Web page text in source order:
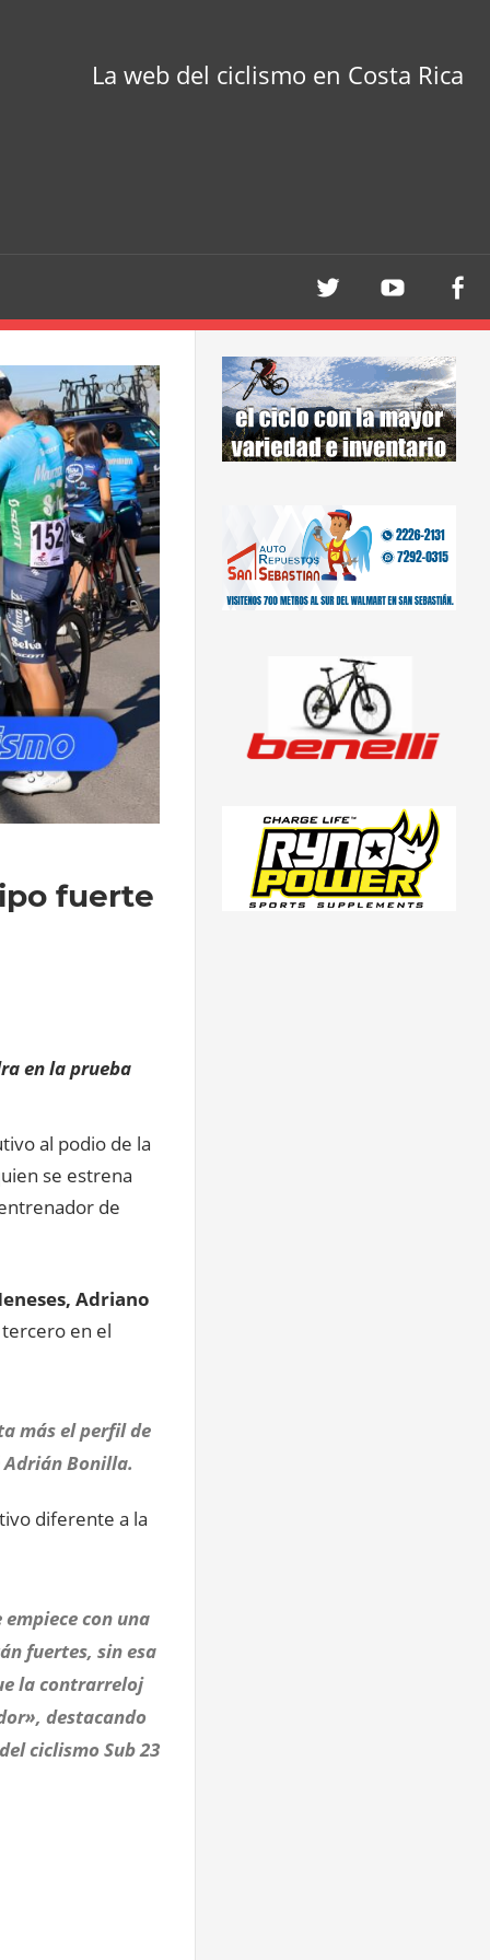
La web del ciclismo en Costa Rica
fuerte
en la prueba
al podio de la
se estrena
de
Adriano
tercero en el
más el perfil de
Bonilla.
diferente a la
con una
fuertes, sin esa
la contrarreloj
destacando
ciclismo Sub 23